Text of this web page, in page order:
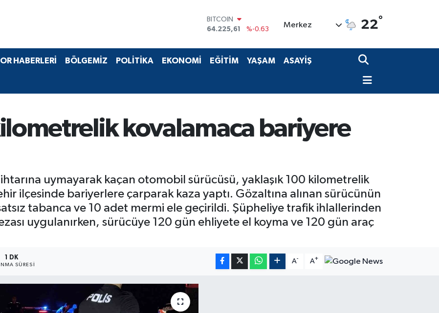
64.225,61
DOLAR
55,0406
%-0.08
6510.40
%0.45
Merkez 22°
HABERLERİ BÖLGEMİZ POLİTİKA EKONOMİ EĞİTİM YAŞAM ASAYİŞ
kovalamaca bariyere
uymayarak kaçan otomobil sürücüsü, yaklaşık 100 kilometrelik
ilçesinde bariyerlere çarparak kaza yaptı. Gözaltına alınan sürücünün
tabanca ve 10 adet mermi ele geçirildi. Şüpheliye trafik ihlallerinden
uygulanırken, sürücüye 120 gün ehliyete el koyma ve 120 gün araç
1 DK
SÜRESI
A- A+